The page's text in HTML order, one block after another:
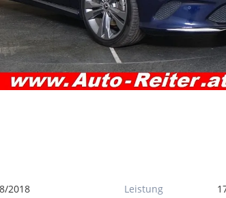
8/2018 Leistung